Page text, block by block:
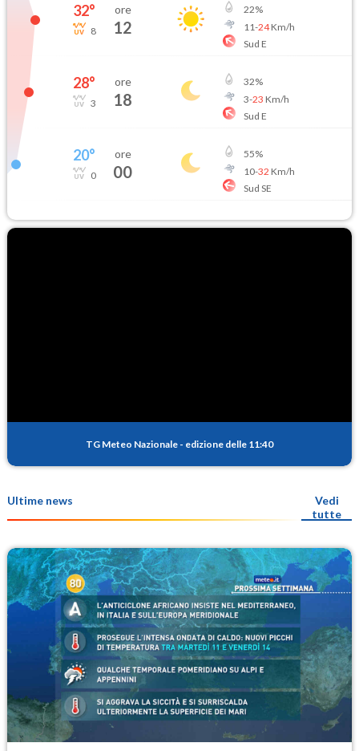
32°
8
ore
12
22%
11-24Km/h
Sud E
28°
3
ore
18
32%
3-23 Km/h
Sud E
20°
0
ore
00
55%
10-32 Km/h
Sud SE
TG Meteo Nazionale - edizione delle 11:40
Ultime news
Vedi
tutte